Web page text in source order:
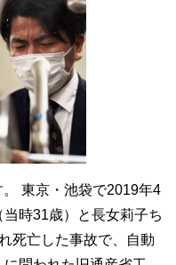
東京・池袋で2019年4
時31歳）と長女莉子ち
死亡した事故で、自動